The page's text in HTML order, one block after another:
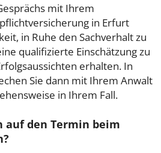
mit Ihrem
in Erfurt
in Ruhe den Sachverhalt zu
qualifizierte Einschätzung zu
erhalten. In
Sie dann mit Ihrem Anwalt
in Ihrem Fall.
auf den Termin beim